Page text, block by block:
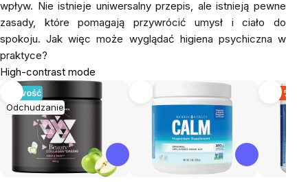
wpływ. Nie istnieje uniwersalny przepis, ale istnieją pewne
zasady, które pomagają przywrócić umysł i ciało do
spokoju. Jak więc może wyglądać higiena psychiczna w
praktyce?
High-contrast mode
Nowość
Odchudzanie
-24 %